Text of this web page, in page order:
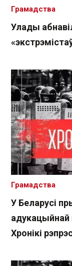
Улады
Грамадства
У Беларусі
адукацыйнай
Хронікі
Грамадства